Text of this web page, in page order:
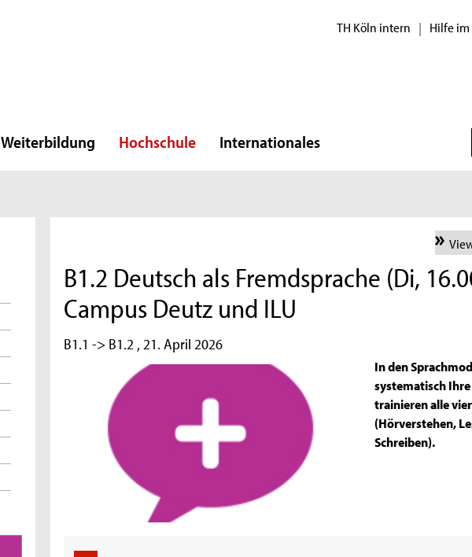
TH Köln intern | Hilfe
Weiterbildung Hochschule Internationales
B1.2 Deutsch als Fremdsprache (Di,
Campus Deutz und ILU
B1.1 -> B1.2 , 21. April 2026
In den
systematisch
trainieren alle
(Hörverstehen,
Schreiben).